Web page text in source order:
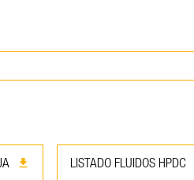
download LISTADO FLUIDOS HPDC